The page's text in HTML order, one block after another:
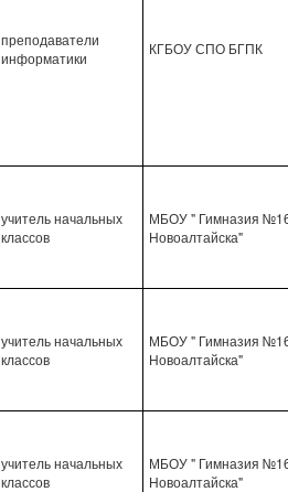
преподаватели
информатики
КГБОУ СПО БГПК
учитель начальных
классов
МБОУ " Гимназия
Новоалтайска"
учитель начальных
классов
МБОУ " Гимназия
Новоалтайска"
учитель начальных
классов
МБОУ " Гимназия
Новоалтайска"